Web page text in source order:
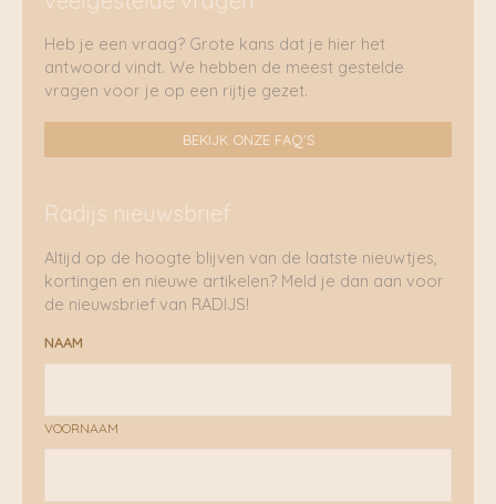
Heb je een vraag? Grote kans dat je hier het
antwoord vindt. We hebben de meest gestelde
vragen voor je op een rijtje gezet.
BEKIJK ONZE FAQ'S
Radijs nieuwsbrief
Altijd op de hoogte blijven van de laatste nieuwtjes,
kortingen en nieuwe artikelen? Meld je dan aan voor
de nieuwsbrief van RADIJS!
NAAM
VOORNAAM